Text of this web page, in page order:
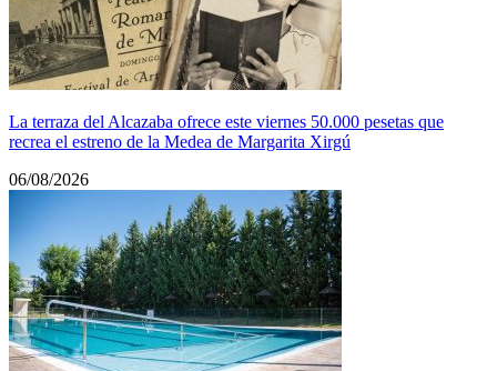
La terraza del Alcazaba ofrece este viernes 50.000 pesetas que
recrea el estreno de la Medea de Margarita Xirgú
06/08/2026